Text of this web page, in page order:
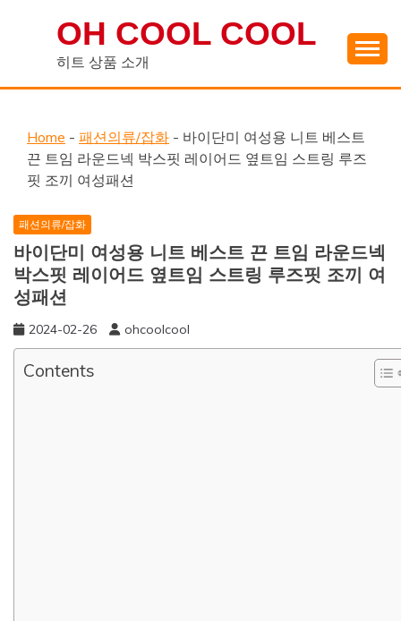
OH COOL COOL
히트 상품 소개
Home - 패션의류/잡화 - 바이단미 여성용 니트 베스트
끈 트임 라운드넥 박스핏 레이어드 옆트임 스트링 루즈
핏 조끼 여성패션
패션의류/잡화
바이단미 여성용 니트 베스트 끈 트임 라운드넥
박스핏 레이어드 옆트임 스트링 루즈핏 조끼 여
성패션
2024-02-26 ohcoolcool
Contents